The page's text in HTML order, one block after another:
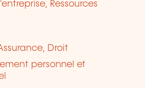
Ressources
Droit
personnel et